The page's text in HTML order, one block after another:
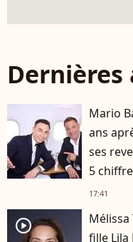
Mario
ans
ses
5
17:41
player2
fille